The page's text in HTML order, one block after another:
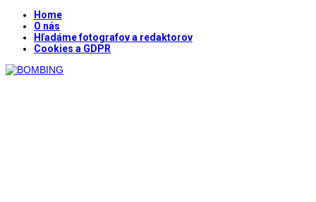
Home
O nás
Hľadáme fotografov a redaktorov
Cookies a GDPR